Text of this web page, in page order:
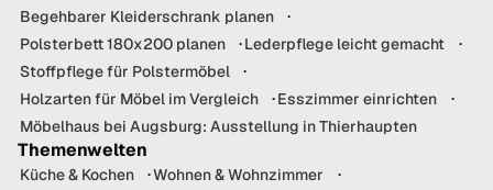
Begehbarer Kleiderschrank planen
Polsterbett 180x200 planen
Lederpflege leicht gemacht
Stoffpflege für Polstermöbel
Holzarten für Möbel im Vergleich
Esszimmer einrichten
Möbelhaus bei Augsburg: Ausstellung in Thierhaupten
Themenwelten
Küche & Kochen
Wohnen & Wohnzimmer